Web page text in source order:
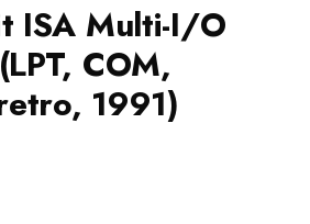
ISA Multi-I/O
COM,
1991)